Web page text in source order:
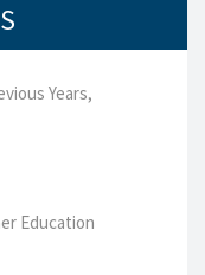
Years,
Education